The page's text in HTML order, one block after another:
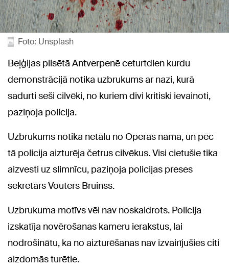
Foto: Unsplash
Beļģijas pilsētā Antverpenē ceturtdien kurdu
demonstrācijā notika uzbrukums ar nazi, kurā
sadurti seši cilvēki, no kuriem divi kritiski ievainoti,
paziņoja policija.
Uzbrukums notika netālu no Operas nama, un pēc
tā policija aizturēja četrus cilvēkus. Visi cietušie tika
aizvesti uz slimnīcu, paziņoja policijas preses
sekretārs Vouters Bruinss.
Uzbrukuma motīvs vēl nav noskaidrots. Policija
izskatīja novērošanas kameru ierakstus, lai
nodrošinātu, ka no aizturēšanas nav izvairījušies citi
aizdomās turētie.